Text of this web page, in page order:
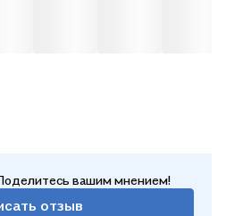
вашим мнением!
отзыв